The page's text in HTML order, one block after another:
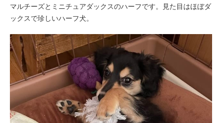
マルチーズとミニチュアダックスのハーフです。見た目はほぼダ
ックスで珍しいハーフ犬。